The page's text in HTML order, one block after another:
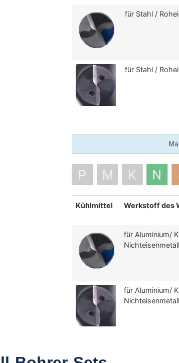
für Stahl /
für Stahl /
Kühlmittel Werkstoff des
für Aluminium/
für Aluminium/